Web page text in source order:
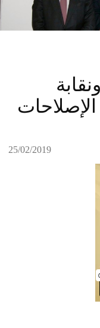
25/02/2019